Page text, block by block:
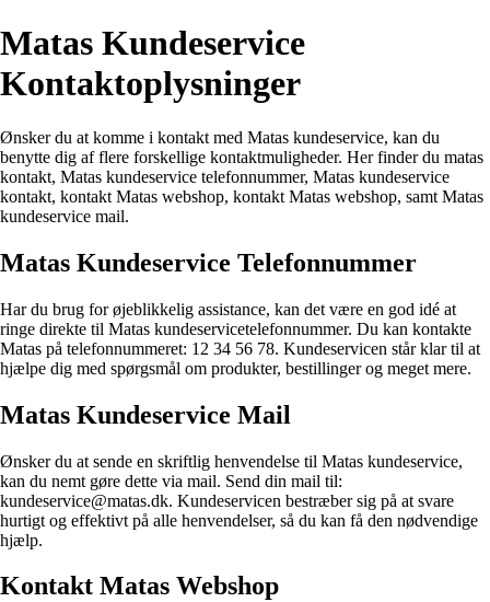
Matas Kundeservice
Kontaktoplysninger
Ønsker du at komme i kontakt med Matas kundeservice, kan du
benytte dig af flere forskellige kontaktmuligheder. Her finder du matas
kontakt, Matas kundeservice telefonnummer, Matas kundeservice
kontakt, kontakt Matas webshop, kontakt Matas webshop, samt Matas
kundeservice mail.
Matas Kundeservice Telefonnummer
Har du brug for øjeblikkelig assistance, kan det være en god idé at
ringe direkte til Matas kundeservicetelefonnummer. Du kan kontakte
Matas på telefonnummeret: 12 34 56 78. Kundeservicen står klar til at
hjælpe dig med spørgsmål om produkter, bestillinger og meget mere.
Matas Kundeservice Mail
Ønsker du at sende en skriftlig henvendelse til Matas kundeservice,
kan du nemt gøre dette via mail. Send din mail til:
kundeservice@matas.dk. Kundeservicen bestræber sig på at svare
hurtigt og effektivt på alle henvendelser, så du kan få den nødvendige
hjælp.
Kontakt Matas Webshop